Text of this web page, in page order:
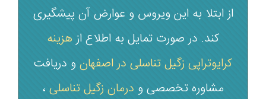
از ابتلا به این ویروس و عوارض آن پیشگیری
کند. در صورت تمایل به اطلاع ازهزینه
کرایوتراپی زگیل تناسلی در اصفهان و دریافت
مشاوره تخصصی و درمان زگیل تناسلی ،